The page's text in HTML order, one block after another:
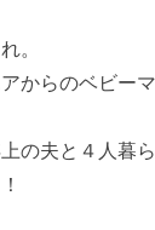
。
からのベビー
の夫と４人暮